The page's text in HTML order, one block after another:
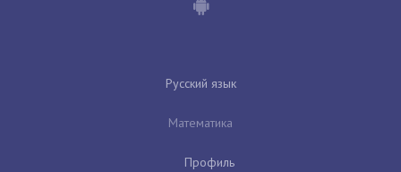
Русский язык
Математика
Профиль